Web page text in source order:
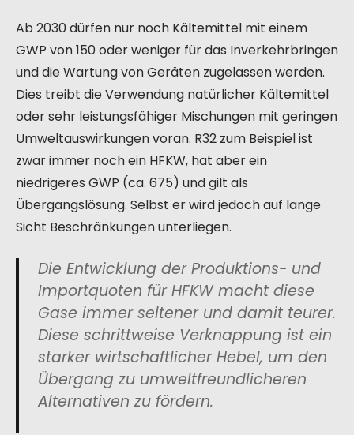
Ab 2030 dürfen nur noch Kältemittel mit einem
GWP von 150 oder weniger für das Inverkehrbringen
und die Wartung von Geräten zugelassen werden.
Dies treibt die Verwendung natürlicher Kältemittel
oder sehr leistungsfähiger Mischungen mit geringen
Umweltauswirkungen voran. R32 zum Beispiel ist
zwar immer noch ein HFKW, hat aber ein
niedrigeres GWP (ca. 675) und gilt als
Übergangslösung. Selbst er wird jedoch auf lange
Sicht Beschränkungen unterliegen.
Die Entwicklung der Produktions- und
Importquoten für HFKW macht diese
Gase immer seltener und damit teurer.
Diese schrittweise Verknappung ist ein
starker wirtschaftlicher Hebel, um den
Übergang zu umweltfreundlicheren
Alternativen zu fördern.